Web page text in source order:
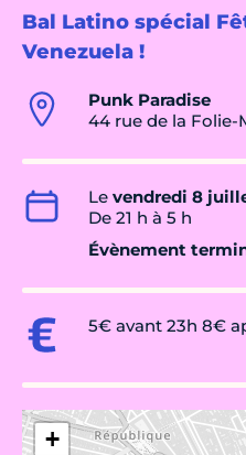
Bal Latino spécial
Venezuela !
Punk Paradise
44 rue de la Folie-
Le vendredi 8
De 21 h à 5 h
Évènement
5€ avant 23h 8€
+